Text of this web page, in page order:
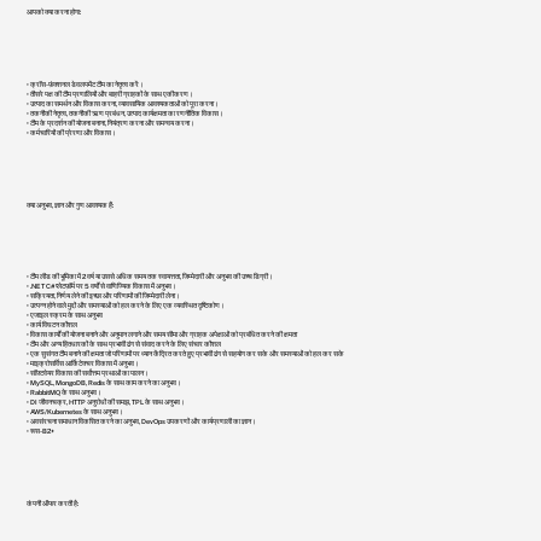
आपको क्या करना होगा:
• क्रॉस-फ़ंक्शनल डेवलपमेंट टीम का नेतृत्व करें।
• तीसरे पक्ष की टीम प्रणालियों और बाहरी ग्राहकों के साथ एकीकरण।
• उत्पाद का समर्थन और विकास करना, व्यावसायिक आवश्यकताओं को पूरा करना।
• तकनीकी नेतृत्व, तकनीकी ऋण प्रबंधन, उत्पाद कार्यक्षमता का रणनीतिक विकास।
• टीम के प्रदर्शन की योजना बनाना, नियंत्रण करना और समन्वय करना।
• कर्मचारियों की प्रेरणा और विकास।
क्या अनुभव, ज्ञान और गुण आवश्यक हैं:
• टीम लीड की भूमिका में 2 वर्ष या उससे अधिक समय तक स्वायत्तता, जिम्मेदारी और अनुभव की उच्च डिग्री।
• .NET C# प्लेटफ़ॉर्म पर 5 वर्षों से वाणिज्यिक विकास में अनुभव।
• सक्रियता, निर्णय लेने की इच्छा और परिणामों की जिम्मेदारी लेना।
• उत्पन्न होने वाले मुद्दों और समस्याओं को हल करने के लिए एक व्यवस्थित दृष्टिकोण।
• एजाइल स्क्रम के साथ अनुभव
• कार्य विघटन कौशल
• विकास कार्यों की योजना बनाने और अनुमान लगाने और समय सीमा और ग्राहक अपेक्षाओं को प्रबंधित करने की क्षमता
• टीम और अन्य हितधारकों के साथ प्रभावी ढंग से संवाद करने के लिए संचार कौशल
• एक सुसंगत टीम बनाने की क्षमता जो परिणामों पर ध्यान केंद्रित करते हुए प्रभावी ढंग से सहयोग कर सके और समस्याओं को हल कर सके
• माइक्रोसर्विस आर्किटेक्चर विकास में अनुभव।
• सॉफ़्टवेयर विकास की सर्वोत्तम प्रथाओं का पालन।
• MySQL, MongoDB, Redis के साथ काम करने का अनुभव।
• RabbitMQ के साथ अनुभव।
• DI जीवनचक्र, HTTP अनुरोधों की समझ, TPL के साथ अनुभव।
• AWS/Kubernetes के साथ अनुभव।
• अवसंरचना समाधान विकसित करने का अनुभव, DevOps उपकरणों और कार्यप्रणाली का ज्ञान।
• रूस - B2+
कंपनी ऑफर करती है: